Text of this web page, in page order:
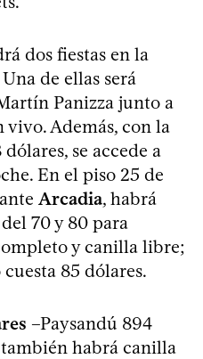
dos fiestas en la
de ellas será
Panizza junto a
Además, con la
se accede a
En el piso 25 de
Arcadia, habrá
70 y 80 para
y canilla libre;
85 dólares.
–Paysandú 894
habrá canilla